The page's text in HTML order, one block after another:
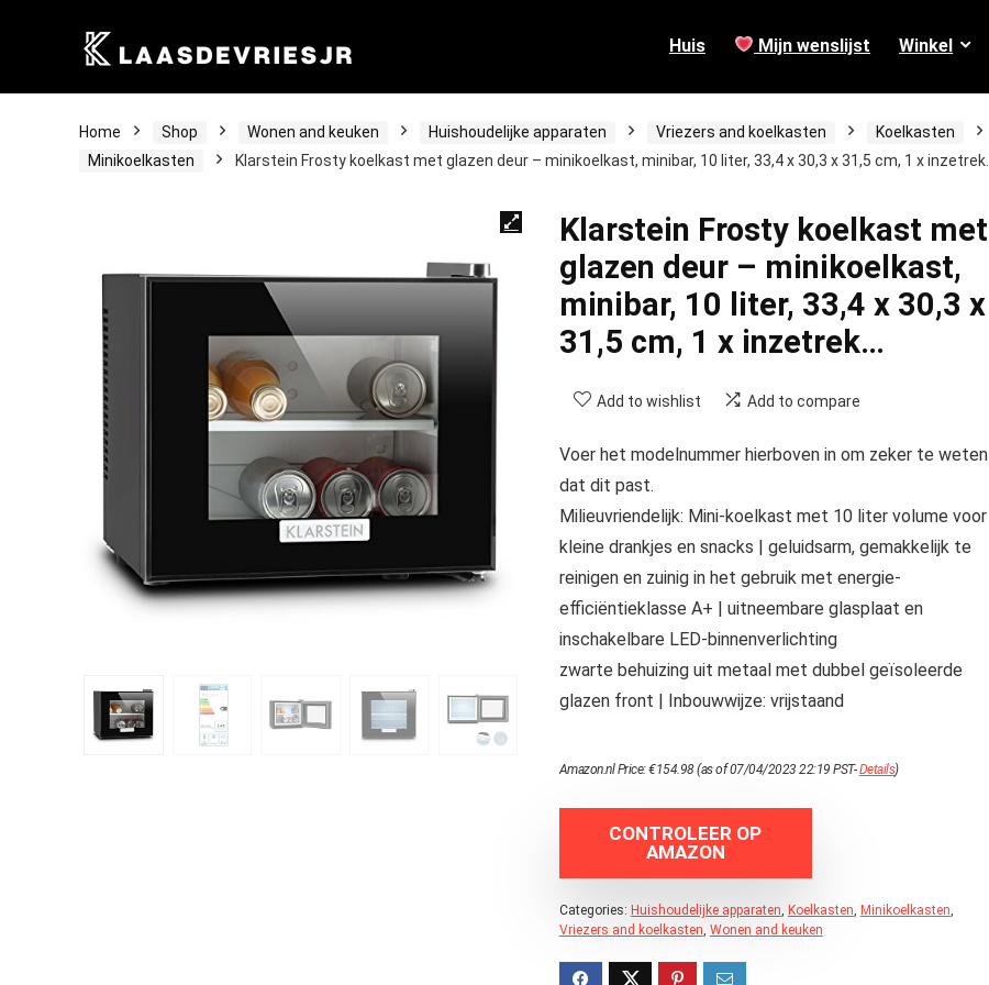
Huis Mijn wenslijst Winkel
Home Shop Wonen and keuken Huishoudelijke apparaten Vriezers and koelkasten
Koelkasten
Minikoelkasten
Klarstein Frosty koelkast met glazen deur – minikoelkast, minibar, 10 liter, 33,4 x 30,3 x 31,5 cm, 1 x inzetrek…
Klarstein Frosty koelkast met
glazen deur – minikoelkast,
minibar, 10 liter, 33,4 x 30,3 x
31,5 cm, 1 x inzetrek…
Add to wishlist Add to compare
Voer het modelnummer hierboven in om zeker te weten
dat dit past.
Milieuvriendelijk: Mini-koelkast met 10 liter volume voor
kleine drankjes en snacks | geluidsarm, gemakkelijk te
reinigen en zuinig in het gebruik met energie-
efficiëntieklasse A+ | uitneembare glasplaat en
inschakelbare LED-binnenverlichting
zwarte behuizing uit metaal met dubbel geïsoleerde
glazen front | Inbouwwijze: vrijstaand
Amazon.nl Price:€154.98(as of 07/04/2023 22:19 PST-Details)
CONTROLEER OP
AMAZON
Categories: Huishoudelijke apparaten, Koelkasten, Minikoelkasten,
Vriezers and koelkasten, Wonen and keuken